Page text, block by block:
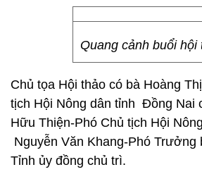
Quang cảnh buổi hội
Chủ tọa Hội thảo có bà Hoàng
tịch Hội Nông dân tỉnh Đồng Nai
Hữu Thiện-Phó Chủ tịch Hội
Nguyễn Văn Khang-Phó Trưởng
Tỉnh ủy đồng chủ trì.